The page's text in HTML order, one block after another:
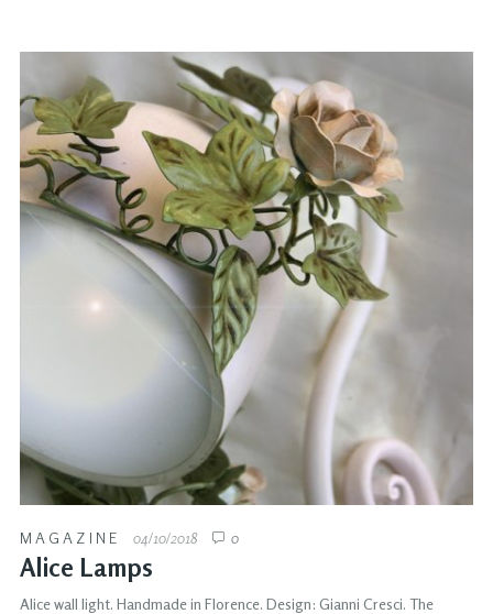
MAGAZINE 04/10/2018 0
Alice Lamps
Alice wall light. Handmade in Florence. Design: Gianni Cresci. The